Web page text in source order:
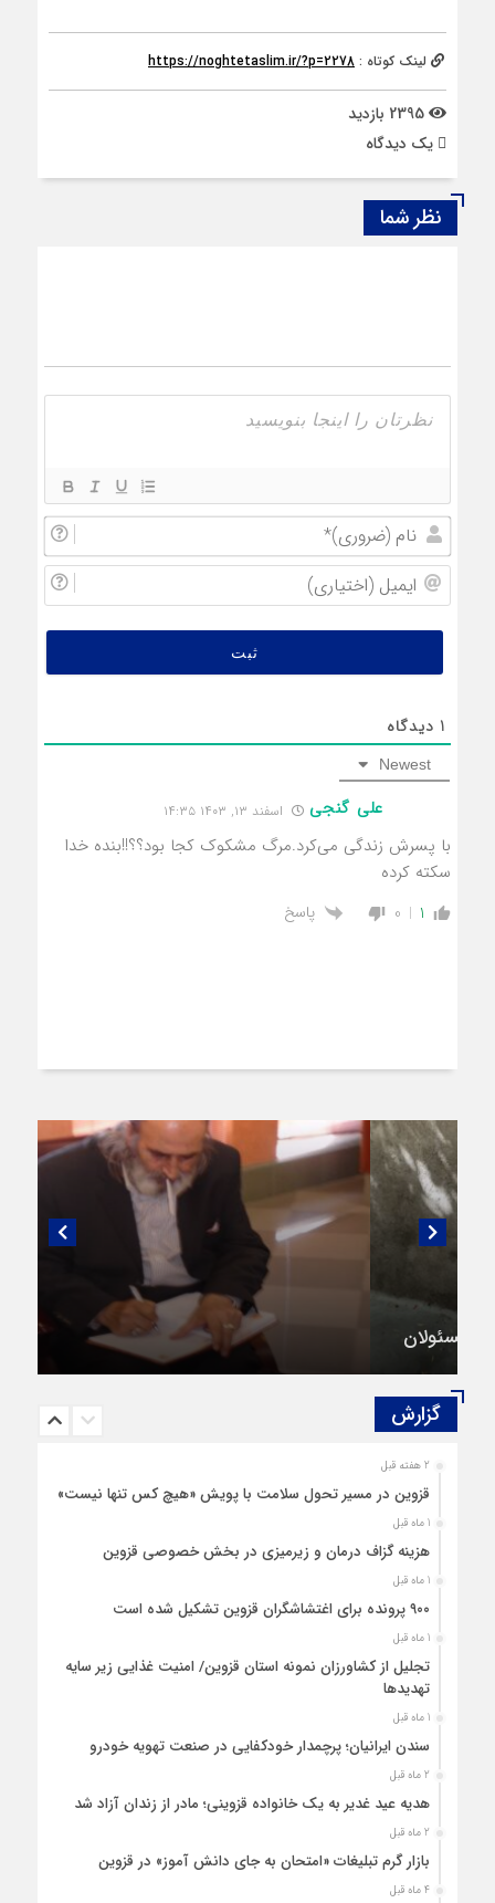
لینک کوتاه : https://noghtetaslim.ir/?p=2278
يک دیدگاه
نظر شما
1 دیدگاه
Newest
علی گنجی اسفند ۱۳, ۱۴۰۳ ۱۴:۳۵
با پسرش زندگی می‌کرد.مرگ مشکوک کجا بود؟؟!!بنده خدا
سکته کرده
1
0 پاسخ
گفتگویی منتشر نشده با پروفسور اهرنجانی،
صاحب نظریه سه‌ شاخگی (۳C)
گزارش‌
2 هفته قبل
قزوین در مسیر تحول سلامت با پویش «هیچ‌ کس تنها نیست»
1 ماه قبل
هزینه‌ گزاف درمان و زیرمیزی در بخش خصوصی قزوین
1 ماه قبل
۹۰۰ پرونده برای اغتشاشگران قزوین تشکیل شده است
1 ماه قبل
تجلیل از کشاورزان نمونه استان قزوین/ امنیت غذایی زیر سایه
تهدیدها
1 ماه قبل
سندن ایرانیان؛ پرچمدار خودکفایی در صنعت تهویه خودرو
2 ماه قبل
هدیه عید غدیر به یک خانواده قزوینی؛ مادر از زندان آزاد شد
2 ماه قبل
بازار گرم تبلیغات «امتحان به جای دانش‌ آموز» در قزوین
4 ماه قبل